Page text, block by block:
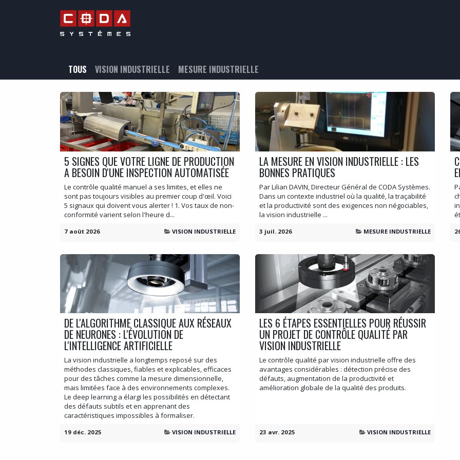
TOUS VISION INDUSTRIELLE MESURE INDUSTRIELLE
5 SIGNES QUE VOTRE LIGNE DE PRODUCTION
A BESOIN D'UNE INSPECTION AUTOMATISÉE
Le contrôle qualité manuel a ses limites, et elles ne
sont pas toujours visibles au premier coup d'œil. Voici
5 signaux qui doivent vous alerter ! 1. Vos taux de non-
conformité varient selon l'heure d...
7 août 2026 VISION INDUSTRIELLE
LA MESURE EN VISION INDUSTRIELLE : LES
BONNES PRATIQUES
Par Lilian DAVIN, Directeur Général de CODA Systèmes.
Dans un contexte industriel où la qualité, la traçabilité
et la productivité sont des exigences non négociables,
la vision industrielle ...
3 juil. 2026 MESURE INDUSTRIELLE
DE L'ALGORITHME CLASSIQUE AUX RÉSEAUX
DE NEURONES : L'ÉVOLUTION DE
L'INTELLIGENCE ARTIFICIELLE
La vision industrielle a longtemps reposé sur des
méthodes classiques, fiables et explicables, efficaces
pour des tâches comme la mesure dimensionnelle,
mais limitées face à des environnements complexes.
Le deep learning a élargi les possibilités en détectant
des défauts subtils et en apprenant des
caractéristiques impossibles à formaliser.
19 déc. 2025 VISION INDUSTRIELLE
LES 6 ÉTAPES ESSENTIELLES POUR RÉUSSIR
UN PROJET DE CONTRÔLE QUALITÉ PAR
VISION INDUSTRIELLE
Le contrôle qualité par vision industrielle offre des
avantages considérables : détection précise des
défauts, augmentation de la productivité et
amélioration globale de la qualité des produits.
23 avr. 2025 VISION INDUSTRIELLE